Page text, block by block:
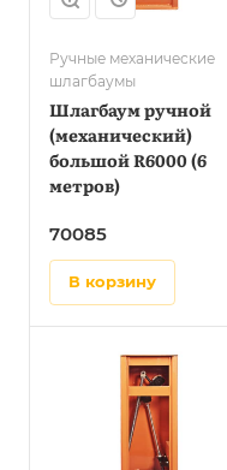
Ручные механические
шлагбаумы
Шлагбаум ручной
(механический)
большой R6000 (6
метров)
70085
в корзину